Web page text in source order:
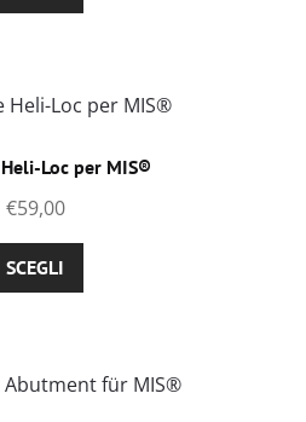
prodotto
varianti.
opzioni
scelte
prodotto
Loc per MIS®
€59,00
SCEGLI
prodotto
varianti.